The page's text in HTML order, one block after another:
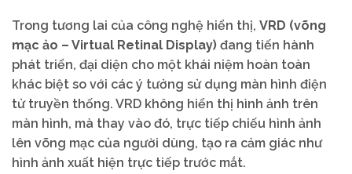
Trong tương lai của công nghệ hiển thị, VRD (võng
mạc ảo – Virtual Retinal Display) đang tiến hành
phát triển, đại diện cho một khái niệm hoàn toàn
khác biệt so với các ý tưởng sử dụng màn hình điện
tử truyền thống. VRD không hiển thị hình ảnh trên
màn hình, mà thay vào đó, trực tiếp chiếu hình ảnh
lên võng mạc của người dùng, tạo ra cảm giác như
hình ảnh xuất hiện trực tiếp trước mắt.